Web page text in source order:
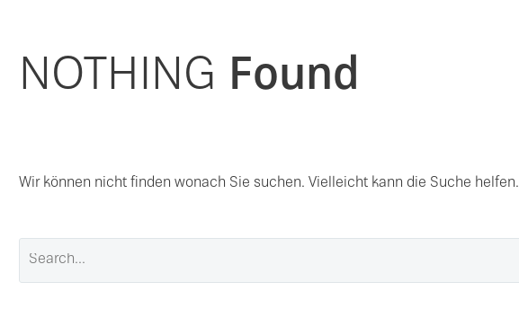
NOTHING Found
Wir können nicht finden wonach Sie suchen. Vielleicht kann die Suche helfen.